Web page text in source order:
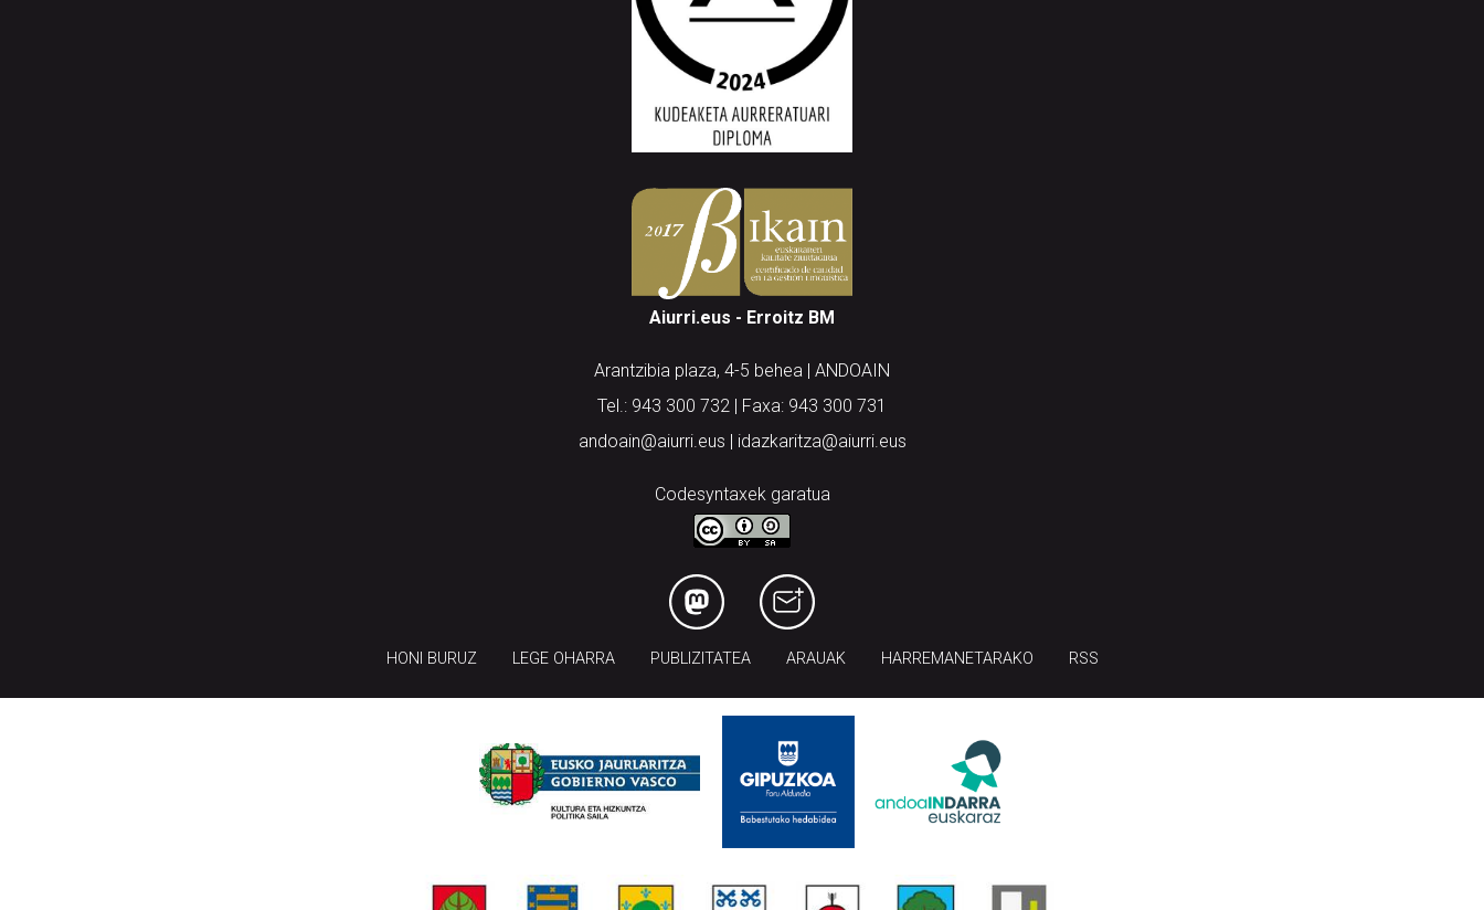
Aiurri.eus - Erroitz BM
Arantzibia plaza, 4-5 behea | ANDOAIN
Tel.: 943 300 732 | Faxa: 943 300 731
andoain@aiurri.eus | idazkaritza@aiurri.eus
Codesyntaxek garatua
HONI BURUZ LEGE OHARRA PUBLIZITATEA ARAUAK HARREMANETARAKO RSS